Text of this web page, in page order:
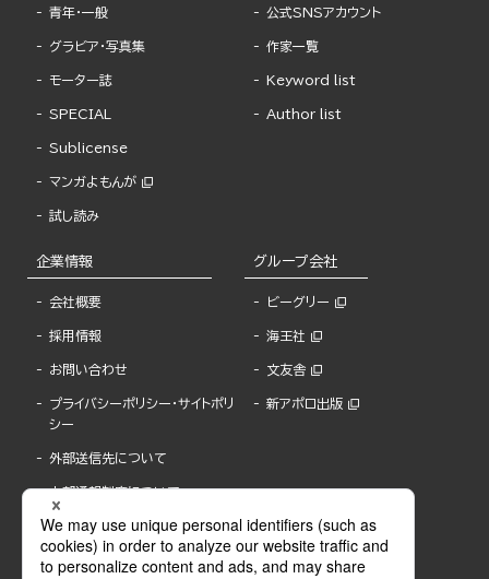
青年・一般
グラビア・写真集
モーター誌
SPECIAL
Sublicense
マンガよもんが
試し読み
公式SNSアカウント
作家一覧
Keyword list
Author list
企業情報
会社概要
採用情報
お問い合わせ
プライバシーポリシー・サイトポリ
シー
外部送信先について
内部通報制度について
グループ会社
ビーグリー
海王社
文友舎
新アポロ出版